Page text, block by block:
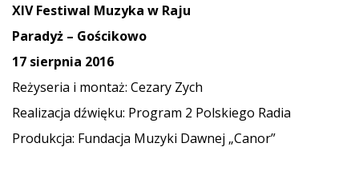
XIV Festiwal Muzyka w Raju
Paradyż – Gościkowo
17 sierpnia 2016
Reżyseria i montaż: Cezary Zych
Realizacja dźwięku: Program 2 Polskiego Radia
Produkcja: Fundacja Muzyki Dawnej „Canor”